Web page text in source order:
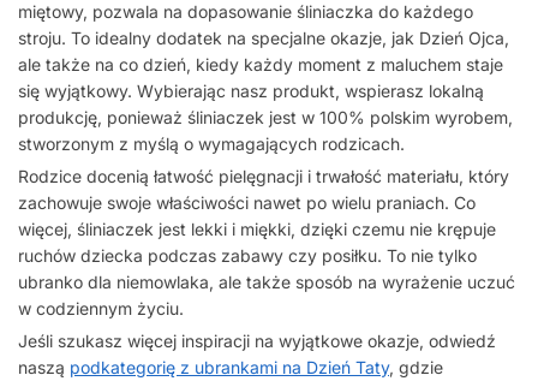
miętowy, pozwala na dopasowanie śliniaczka do każdego
stroju. To idealny dodatek na specjalne okazje, jak Dzień Ojca,
ale także na co dzień, kiedy każdy moment z maluchem staje
się wyjątkowy. Wybierając nasz produkt, wspierasz lokalną
produkcję, ponieważ śliniaczek jest w 100% polskim wyrobem,
stworzonym z myślą o wymagających rodzicach.
Rodzice docenią łatwość pielęgnacji i trwałość materiału, który
zachowuje swoje właściwości nawet po wielu praniach. Co
więcej, śliniaczek jest lekki i miękki, dzięki czemu nie krępuje
ruchów dziecka podczas zabawy czy posiłku. To nie tylko
ubranko dla niemowlaka, ale także sposób na wyrażenie uczuć
w codziennym życiu.
Jeśli szukasz więcej inspiracji na wyjątkowe okazje, odwiedź
naszą podkategorię z ubrankami na Dzień Taty, gdzie